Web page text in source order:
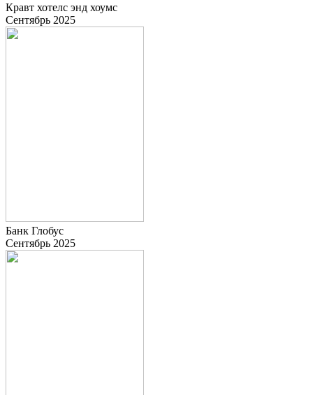
Кравт хотелс энд хоумс
Сентябрь 2025
Банк Глобус
Сентябрь 2025